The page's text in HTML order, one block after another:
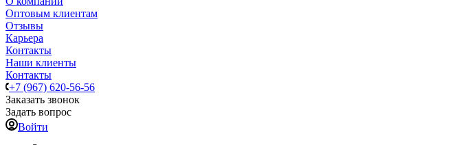
Оптовым клиентам
Отзывы
Карьера
Контакты
Наши клиенты
Контакты
+7 (967) 620-56-56
Заказать звонок
Задать вопрос
Войти